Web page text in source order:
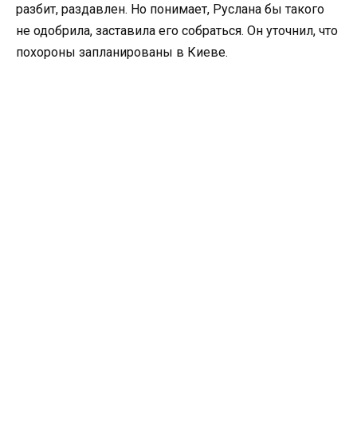
разбит, раздавлен. Но понимает, Руслана бы такого
не одобрила, заставила его собраться. Он уточнил, что
похороны запланированы в Киеве.